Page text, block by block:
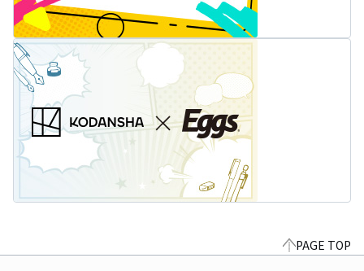
PAGE TOP